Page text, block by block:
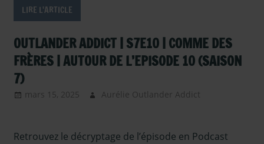
LIRE L'ARTICLE
OUTLANDER ADDICT | S7E10 | COMME DES
FRÈRES | AUTOUR DE L’EPISODE 10 (SAISON
7)
mars 15, 2025 Aurélie Outlander Addict
podcast
Retrouvez le décryptage de l’épisode en Podcast